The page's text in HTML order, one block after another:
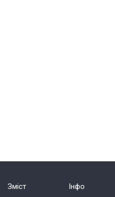
Зміст Інфо